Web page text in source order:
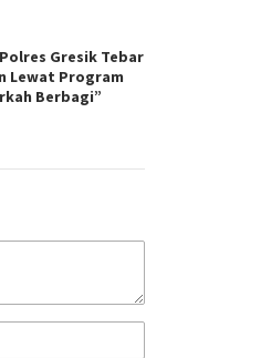
Gresik Tebar
Lewat Program
Berbagi”